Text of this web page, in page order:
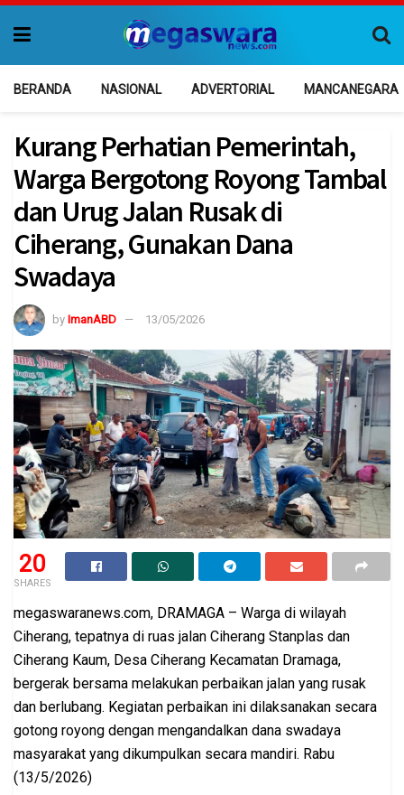
BERANDA NASIONAL ADVERTORIAL MANCANEGARA
Kurang Perhatian Pemerintah,
Warga Bergotong Royong Tambal
dan Urug Jalan Rusak di
Ciherang, Gunakan Dana
Swadaya
by ImanABD 13/05/2026
20
SHARES
megaswaranews.com, DRAMAGA – Warga di wilayah
Ciherang, tepatnya di ruas jalan Ciherang Stanplas dan
Ciherang Kaum, Desa Ciherang Kecamatan Dramaga,
bergerak bersama melakukan perbaikan jalan yang rusak
dan berlubang. Kegiatan perbaikan ini dilaksanakan secara
gotong royong dengan mengandalkan dana swadaya
masyarakat yang dikumpulkan secara mandiri. Rabu
(13/5/2026)